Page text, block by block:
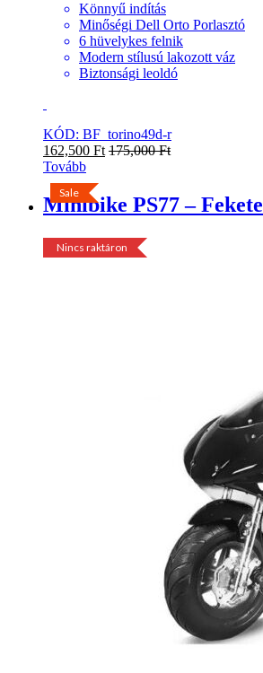
Könnyű indítás
Minőségi Dell Orto Porlasztó
6 hüvelykes felnik
Modern stílusú lakozott váz
Biztonsági leoldó
KÓD: BF_torino49d-r
162,500 Ft 175,000Ft
Tovább
Sale
Sale
Nincs raktáron
Minibike PS77 – Fekete
-16%